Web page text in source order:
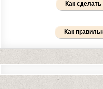
Как
Как